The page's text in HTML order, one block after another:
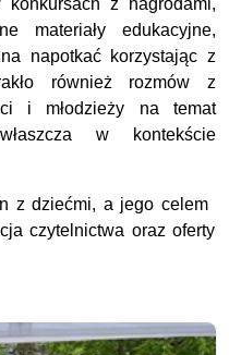
materiały edukacyjne,
napotkać korzystając z
również rozmów z
i młodzieży na temat
w kontekście
z dziećmi, a jego celem
czytelnictwa oraz oferty